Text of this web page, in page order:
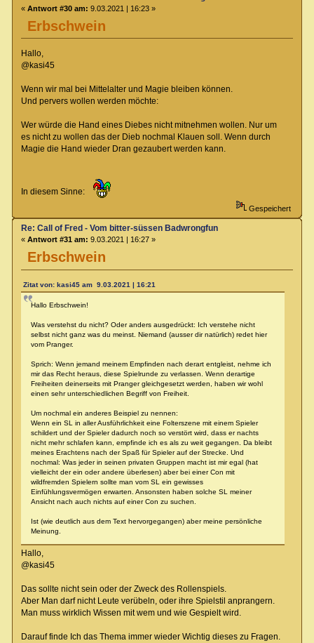
Erbschwein
« Antwort #30 am: 9.03.2021 | 16:23 »
Hallo,
@kasi45
Wenn wir mal bei Mittelalter und Magie bleiben können.
Und pervers wollen werden möchte:
Wer würde die Hand eines Diebes nicht mitnehmen wollen. Nur um
es nicht zu wollen das der Dieb nochmal Klauen soll. Wenn durch
Magie die Hand wieder Dran gezaubert werden kann.
In diesem Sinne:
Gespeichert
Erbschwein
Re: Call of Fred - Vom bitter-süssen Badwrongfun
« Antwort #31 am: 9.03.2021 | 16:27 »
Zitat von: kasi45 am 9.03.2021 | 16:21
Hallo Erbschwein!
Was verstehst du nicht? Oder anders ausgedrückt: Ich verstehe nicht
selbst nicht ganz was du meinst. Niemand (ausser dir natürlich) redet hier
vom Pranger.
Sprich: Wenn jemand meinem Empfinden nach derart entgleist, nehme ich
mir das Recht heraus, diese Spielrunde zu verlassen. Wenn derartige
Freiheiten deinerseits mit Pranger gleichgesetzt werden, haben wir wohl
einen sehr unterschiedlichen Begriff von Freiheit.
Um nochmal ein anderes Beispiel zu nennen:
Wenn ein SL in aller Ausführlichkeit eine Folterszene mit einem Spieler
schildert und der Spieler dadurch noch so verstört wird, dass er nachts
nicht mehr schlafen kann, empfinde ich es als zu weit gegangen. Da bleibt
meines Erachtens nach der Spaß für Spieler auf der Strecke. Und
nochmal: Was jeder in seinen privaten Gruppen macht ist mir egal (hat
vielleicht der ein oder andere überlesen) aber bei einer Con mit
wildfremden Spielern sollte man vom SL ein gewisses
Einfühlungsvermögen erwarten. Ansonsten haben solche SL meiner
Ansicht nach auch nichts auf einer Con zu suchen.
Ist (wie deutlich aus dem Text hervorgegangen) aber meine persönliche
Meinung.
Hallo,
@kasi45
Das sollte nicht sein oder der Zweck des Rollenspiels.
Aber Man darf nicht Leute verübeln, oder ihre Spielstil anprangern.
Man muss wirklich Wissen mit wem und wie Gespielt wird.
Darauf finde Ich das Thema immer wieder Wichtig dieses zu Fragen.